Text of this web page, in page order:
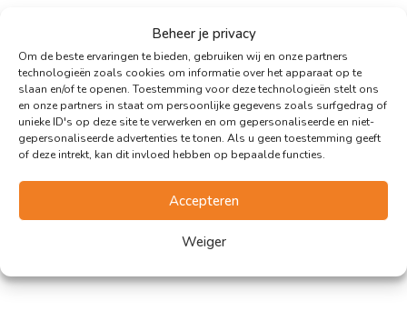
Beheer je privacy
Om de beste ervaringen te bieden, gebruiken wij en onze partners
technologieën zoals cookies om informatie over het apparaat op te
slaan en/of te openen. Toestemming voor deze technologieën stelt ons
en onze partners in staat om persoonlijke gegevens zoals surfgedrag of
unieke ID's op deze site te verwerken en om gepersonaliseerde en niet-
gepersonaliseerde advertenties te tonen. Als u geen toestemming geeft
of deze intrekt, kan dit invloed hebben op bepaalde functies.
Accepteren
Weiger